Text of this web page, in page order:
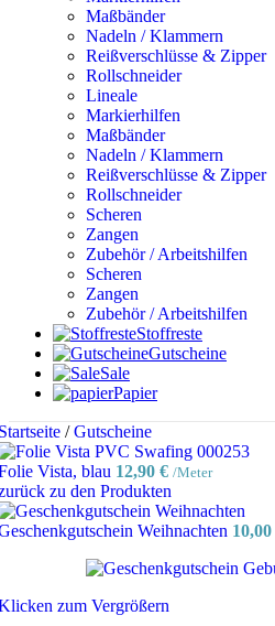
Maßbänder
Nadeln / Klammern
Reißverschlüsse & Zipper
Rollschneider
Lineale
Markierhilfen
Maßbänder
Nadeln / Klammern
Reißverschlüsse & Zipper
Rollschneider
Scheren
Zangen
Zubehör / Arbeitshilfen
Scheren
Zangen
Zubehör / Arbeitshilfen
Stoffreste
Gutscheine
Sale
Papier
/ Gutscheine
Vista, blau 12,90 € /Meter
zu den Produkten
Weihnachten 10,00
zum Vergrößern